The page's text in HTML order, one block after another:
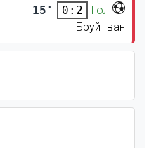
15' 0:2
Гол
Бруй Іван